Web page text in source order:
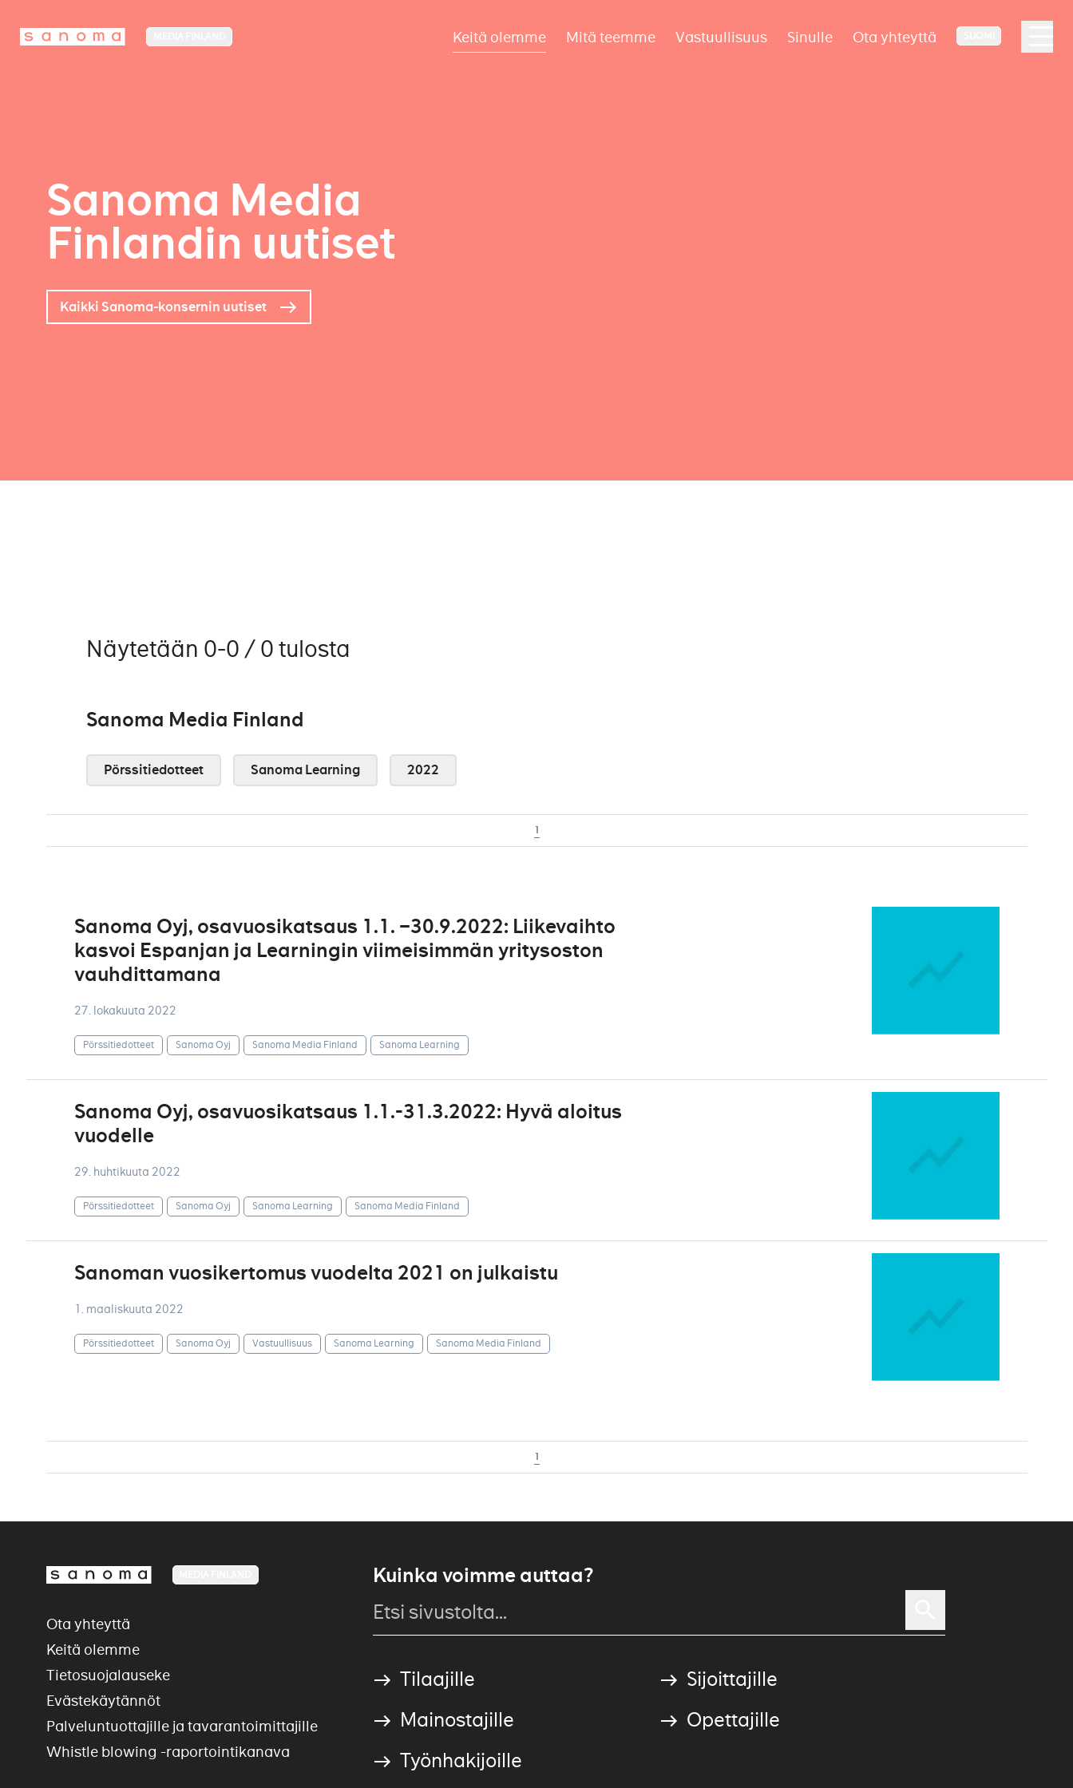
Keitä olemme Mitä teemme Vastuullisuus Sinulle Ota yhteyttä
Sanoma Media
Finlandin uutiset
Kaikki Sanoma-konsernin uutiset
Näytetään 0-0 / 0 tulosta
Sanoma Media Finland
Pörssitiedotteet Sanoma Learning 2022
1
Sanoma Oyj, osavuosikatsaus 1.1. –30.9.2022: Liikevaihto
kasvoi Espanjan ja Learningin viimeisimmän yritysoston
vauhdittamana
27. lokakuuta 2022
Pörssitiedotteet Sanoma Oyj Sanoma Media Finland Sanoma Learning
Sanoma Oyj, osavuosikatsaus 1.1.-31.3.2022: Hyvä aloitus
vuodelle
29. huhtikuuta 2022
Pörssitiedotteet Sanoma Oyj Sanoma Learning Sanoma Media Finland
Sanoman vuosikertomus vuodelta 2021 on julkaistu
1. maaliskuuta 2022
Pörssitiedotteet Sanoma Oyj Vastuullisuus Sanoma Learning Sanoma Media Finland
1
Kuinka voimme auttaa?
Tilaajille
Sijoittajille
Mainostajille
Opettajille
Työnhakijoille
Ota yhteyttä
Keitä olemme
Tietosuojalauseke
Evästekäytännöt
Palveluntuottajille ja tavarantoimittajille
Whistle blowing -raportointikanava